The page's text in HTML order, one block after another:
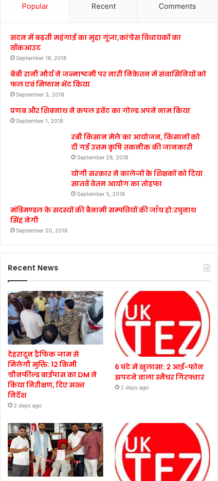
Popular Recent Comments
सदन में बढ़ती महंगाई का मुद्दा गूंजा,कांग्रेस विधायकों का
वॉकआउट
September 19, 2018
बेबी रानी मौर्य ने जन्माष्टमी पर नारी निकेतन में संवासिनियों को
फल एवं मिष्ठान भेंट किया
September 3, 2018
प्रणब और शिबनाथ ने कपल इवेंट का गोल्ड अपने नाम किया
September 1, 2018
रबी किसान मेले का आयोजन, किसानों को
दी गई उत्तम कृषि तकनीक की जानकारी
September 28, 2018
योगी सरकार ने कालेजों के शिक्षकों को दिया
सातवें वेतन आयोग का तोहफा
September 5, 2018
मंत्रिमण्डल के सदस्यों की बैनामी सम्पत्तियों की जाँच हो:रघुनाथ
सिंह नेगी
September 20, 2018
Recent News
देहरादून ट्रैफिक जाम से
मिलेगी मुक्ति: 12 किमी
ग्रीनफील्ड बाईपास का DM ने
किया निरीक्षण, दिए सख्त
निर्देश
2 days ago
6 घंटे में खुलासा: 2 आई-फोन
झपटने वाला स्नैचर गिरफ्तार
2 days ago